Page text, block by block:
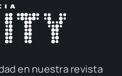
en nues­tra revis­ta